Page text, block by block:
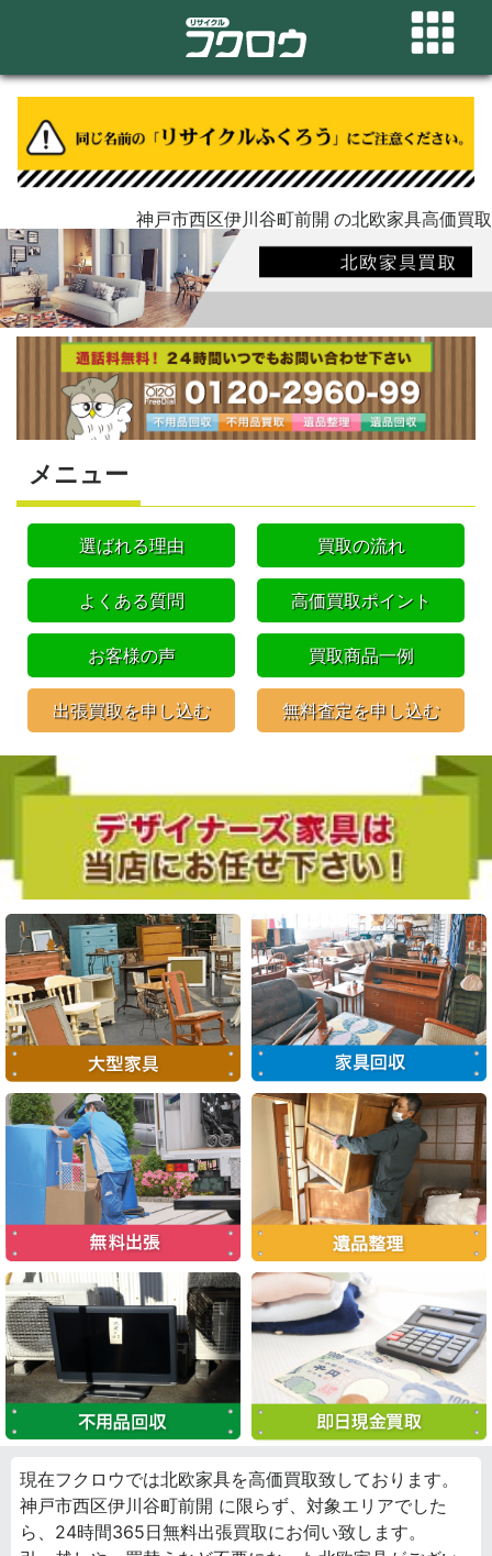
神戸市西区伊川谷町前開 の北欧家具高価買取
メニュー
選ばれる理由 買取の流れ
よくある質問 高価買取ポイント
お客様の声 買取商品一例
出張買取を申し込む 無料査定を申し込む
現在フクロウでは北欧家具を高価買取致しております。
神戸市西区伊川谷町前開 に限らず、対象エリアでした
ら、24時間365日無料出張買取にお伺い致します。